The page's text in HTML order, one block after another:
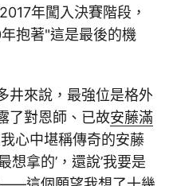
年闖入決賽階段，
抱著"這是最後的機
井來說，最強位是格外
了對恩師、已故安藤滿
心中堪稱傳奇的安藤
想拿的’，還說’我要是